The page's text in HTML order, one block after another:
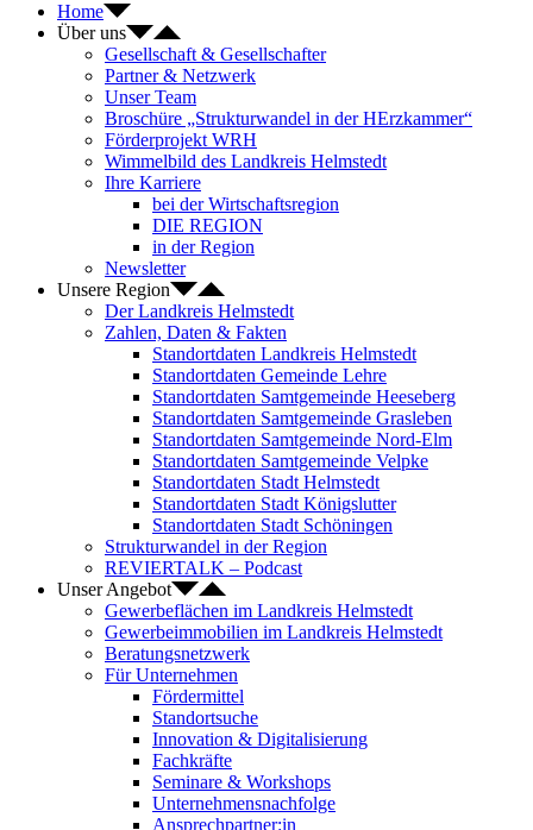
Home
Über uns
Gesellschaft & Gesellschafter
Partner & Netzwerk
Unser Team
Broschüre „Strukturwandel in der HErzkammer“
Förderprojekt WRH
Wimmelbild des Landkreis Helmstedt
Ihre Karriere
bei der Wirtschaftsregion
DIE REGION
in der Region
Newsletter
Unsere Region
Der Landkreis Helmstedt
Zahlen, Daten & Fakten
Standortdaten Landkreis Helmstedt
Standortdaten Gemeinde Lehre
Standortdaten Samtgemeinde Heeseberg
Standortdaten Samtgemeinde Grasleben
Standortdaten Samtgemeinde Nord-Elm
Standortdaten Samtgemeinde Velpke
Standortdaten Stadt Helmstedt
Standortdaten Stadt Königslutter
Standortdaten Stadt Schöningen
Strukturwandel in der Region
REVIERTALK – Podcast
Unser Angebot
Gewerbeflächen im Landkreis Helmstedt
Gewerbeimmobilien im Landkreis Helmstedt
Beratungsnetzwerk
Für Unternehmen
Fördermittel
Standortsuche
Innovation & Digitalisierung
Fachkräfte
Seminare & Workshops
Unternehmensnachfolge
Ansprechpartner:in